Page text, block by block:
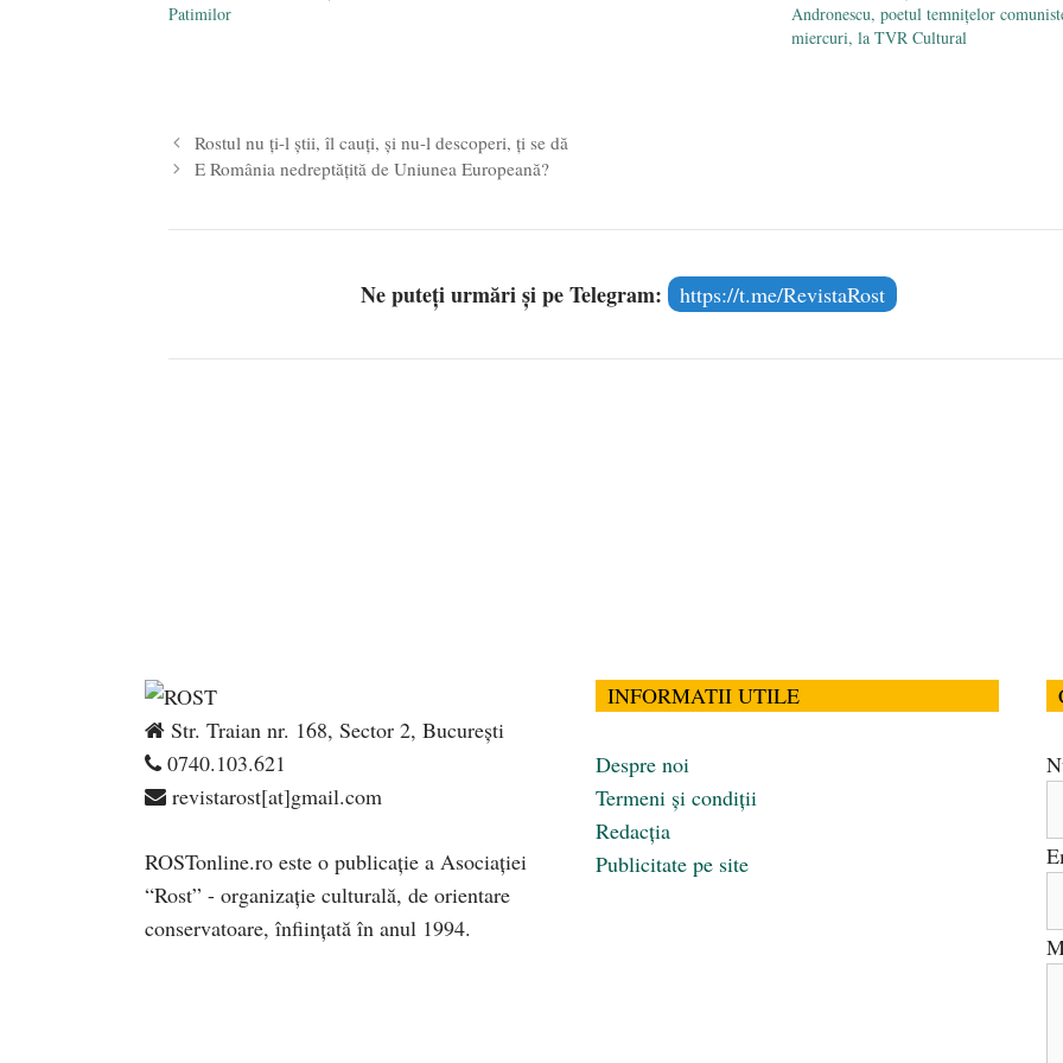
Patimilor
Andronescu, poetul temnițelor
miercuri, la TVR Cultural
Rostul nu ți-l știi, îl cauți, și nu-l descoperi, ți se dă
E România nedreptățită de Uniunea Europeană?
Ne puteți urmări și pe Telegram: https://t.me/RevistaRost
Str. Traian nr. 168, Sector 2, București
0740.103.621
revistarost[at]gmail.com
ROSTonline.ro este o publicaţie a Asociaţiei
“Rost” - organizaţie culturală, de orientare
conservatoare, înfiinţată în anul 1994.
INFORMATII UTILE
Despre noi
Termeni și condiții
Redacția
Publicitate pe site